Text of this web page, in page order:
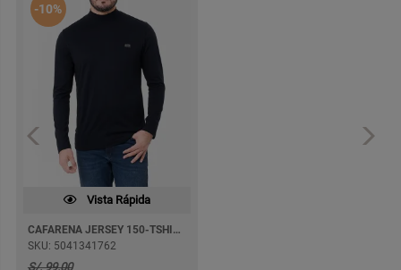
-10%
Vista Rápida
CAFARENA JERSEY 150-TSHIRT M/LARGA
SKU: 5041341762
S/. 99.00